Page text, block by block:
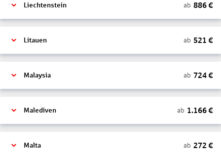
Liechtenstein ab 886€
Litauen ab 521 €
Malaysia ab 724€
Malediven ab 1.166€
Malta ab 272 €